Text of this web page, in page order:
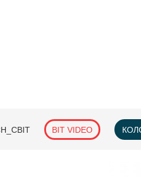
BIT VIDEO